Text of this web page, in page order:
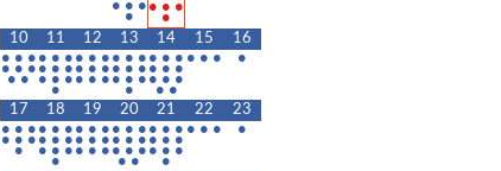
• • •
•
• • •
•
10
• • •
• • •
• •
11
• • •
• • •
• • •
•
12
• • •
• • •
• • •
13
• • •
• • •
• • •
•
14
• • •
• • •
• • •
• •
15
• • •
16
•
17
• • •
• • •
•
18
• • •
• • •
• • •
•
19
• • •
• • •
• • •
20
• • •
• • •
• • •
• •
21
• • •
• • •
• • •
•
22
• • •
23
•